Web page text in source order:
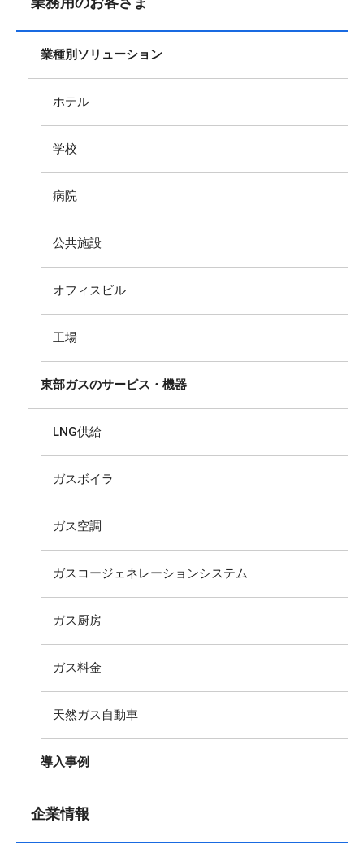
業種別ソリューション
ホテル
学校
病院
公共施設
オフィスビル
工場
東部ガスのサービス・機器
LNG供給
ガスボイラ
ガス空調
ガスコージェネレーションシステム
ガス厨房
ガス料金
天然ガス自動車
導入事例
企業情報